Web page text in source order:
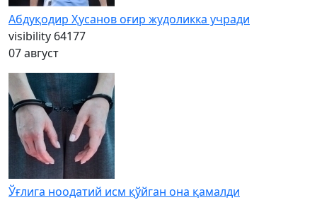
Абдуқодир Ҳусанов оғир жудоликка учради
visibility 64177
07 август
Ўғлига ноодатий исм қўйган она қамалди